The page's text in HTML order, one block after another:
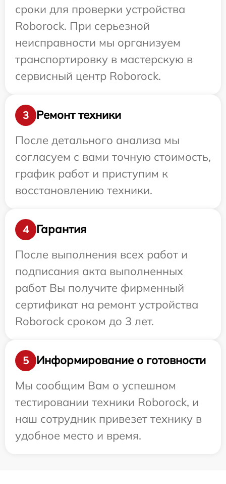
сроки для проверки устройства
Roborock. При серьезной
неисправности мы организуем
транспортировку в мастерскую в
сервисный центр Roborock.
3
Ремонт техники
После детального анализа мы
согласуем с вами точную стоимость,
график работ и приступим к
восстановлению техники.
4
Гарантия
После выполнения всех работ и
подписания акта выполненных
работ Вы получите фирменный
сертификат на ремонт устройства
Roborock сроком до 3 лет.
5
Информирование о готовности
Мы сообщим Вам о успешном
тестировании техники Roborock, и
наш сотрудник привезет технику в
удобное место и время.